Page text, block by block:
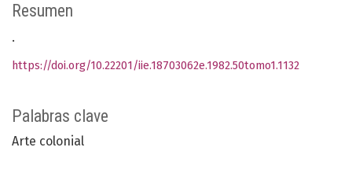
Palabras clave
Arte colonial
Resumen
.
https://doi.org/10.22201/iie.18703062e.1982.50tomo1.1132